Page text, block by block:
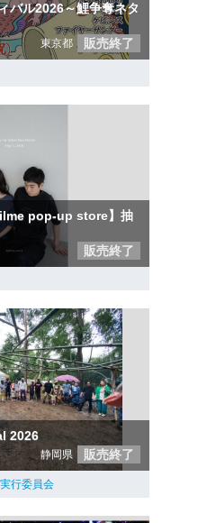
バル2026～鯉争奪ネタ
東京都 販売終了
pop-up store】抽
販売終了
2026
静岡県 販売終了
行委員会